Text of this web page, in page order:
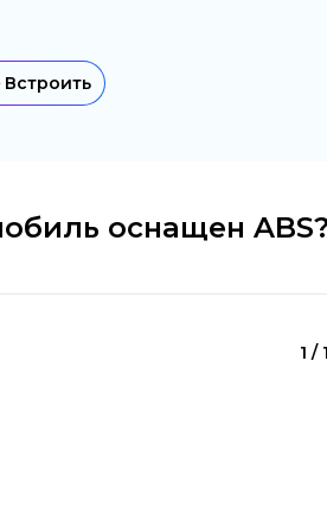
Встроить
оснащен
1 /